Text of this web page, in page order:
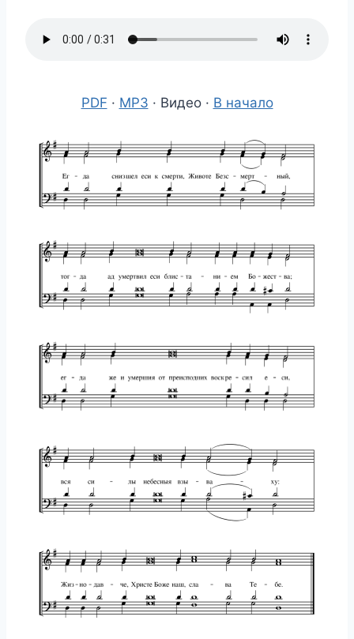
PDF · MP3 · Видео · В начало